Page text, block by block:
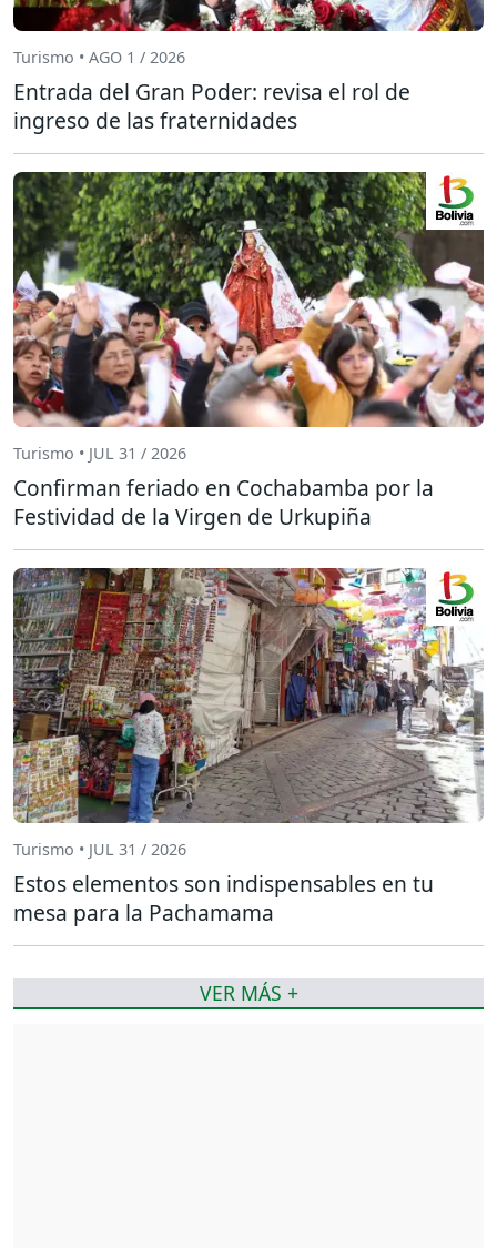
Turismo • AGO 1 / 2026
Entrada del Gran Poder: revisa el rol de
ingreso de las fraternidades
Turismo • JUL 31 / 2026
Confirman feriado en Cochabamba por la
Festividad de la Virgen de Urkupiña
Turismo • JUL 31 / 2026
Estos elementos son indispensables en tu
mesa para la Pachamama
VER MÁS +